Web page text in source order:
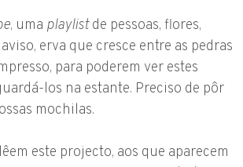
, uma playlistde pessoas, flores,
erva que cresce entre as pedras
para poderem ver estes
los na estante. Preciso de pôr
mochilas.
este projecto, aos que aparecem